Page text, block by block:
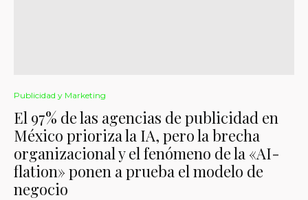
Publicidad y Marketing
El 97% de las agencias de publicidad en
México prioriza la IA, pero la brecha
organizacional y el fenómeno de la «AI-
flation» ponen a prueba el modelo de
negocio